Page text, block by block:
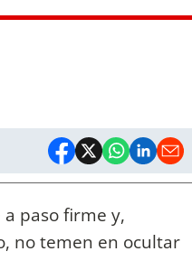
paso firme y,
no temen en ocultar